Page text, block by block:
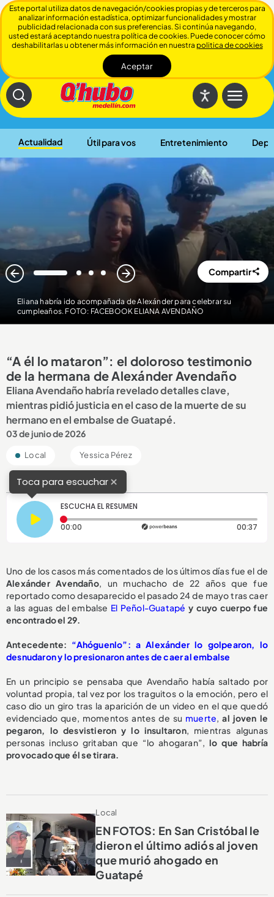
Actualidad Útil para vos Entretenimiento
Cerrar
Eliana habría ido acompañada de Alexánder para celebrar su
cumpleaños. FOTO: FACEBOOK ELIANA AVENDAÑO
1 2 3 4 Compartir
“A él lo mataron”: el doloroso testimonio
de la hermana de Alexánder Avendaño
Eliana Avendaño habría revelado detalles clave,
mientras pidió justicia en el caso de la muerte de su
hermano en el embalse de Guatapé.
03 de junio de 2026
Local Yessica Pérez
Toca para escuchar×
ESCUCHA EL RESUMEN
00:00 Tiempo transcurrido: 0 segundos 00:37
Uno de los casos más comentados de los últimos días fue el de
Alexánder Avendaño, un muchacho de 22 años que fue
reportado como desaparecido el pasado 24 de mayo tras caer
a las aguas del embalse El Peñol-Guatapé y cuyo cuerpo fue
encontrado el 29.
Antecedente: “Ahóguenlo”: a Alexánder lo golpearon, lo
desnudaron y lo presionaron antes de caer al embalse
En un principio se pensaba que Avendaño había saltado por
voluntad propia, tal vez por los traguitos o la emoción, pero el
caso dio un giro tras la aparición de un video en el que quedó
evidenciado que, momentos antes de su muerte,al joven le
pegaron, lo desvistieron y lo insultaron, mientras algunas
personas incluso gritaban que “lo ahogaran”, lo que habría
provocado que él se tirara.
Local
EN FOTOS: En San Cristóbal le
dieron el último adiós al joven
que murió ahogado en
Guatapé
Este portal utiliza datos de navegación/cookies propias y de terceros para
analizar información estadística, optimizar funcionalidades y mostrar
publicidad relacionada con sus preferencias. Si continúa navegando,
usted estará aceptando nuestra política de cookies. Puede conocer cómo
deshabilitarlas u obtener más información en nuestra politica de cookies
Aceptar